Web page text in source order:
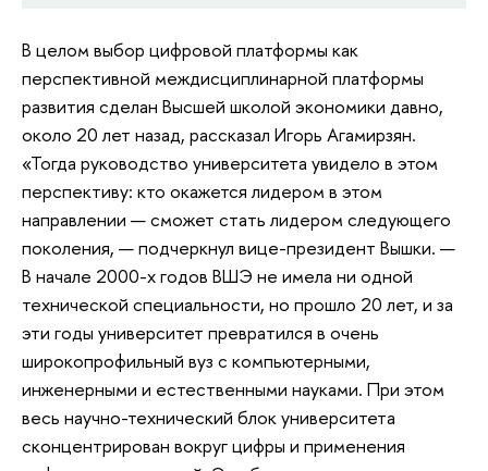
В целом выбор цифровой платформы как
перспективной междисциплинарной платформы
развития сделан Высшей школой экономики давно,
около 20 лет назад, рассказал Игорь Агамирзян.
«Тогда руководство университета увидело в этом
перспективу: кто окажется лидером в этом
направлении — сможет стать лидером следующего
поколения, — подчеркнул вице-президент Вышки. —
В начале 2000-х годов ВШЭ не имела ни одной
технической специальности, но прошло 20 лет, и за
эти годы университет превратился в очень
широкопрофильный вуз с компьютерными,
инженерными и естественными науками. При этом
весь научно-технический блок университета
сконцентрирован вокруг цифры и применения